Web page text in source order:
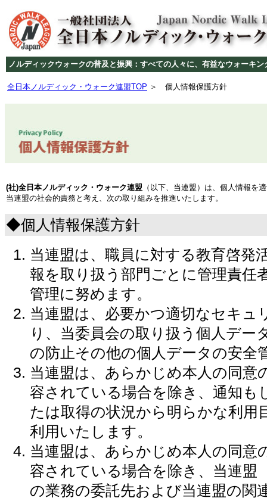
ノルディックウォークの普及と振興：すべての人々に、有益なウォーキン
全日本ノルディック・ウォーク連盟TOP ＞ 個人情報保護方針
(社)全日本ノルディック・ウォーク連盟 （以下、当連盟）は、個人情報を
当連盟の社会的責務と考え、次の取り組みを推進いたします。
◆個人情報保護方針
当連盟は、職員に対する教育啓発
報を取り扱う部門ごとに管理責任
管理に努めます。
当連盟は、必要かつ適切なセキュ
り、当委員会の取り扱う個人デー
の防止その他の個人データの安全
当連盟は、あらかじめ本人の同意
容されている場合を除き、通知も
たは取得の状況から明らかな利用
利用いたします。
当連盟は、あらかじめ本人の同意
容されている場合を除き、当連盟
の業務の委託先および当連盟の関